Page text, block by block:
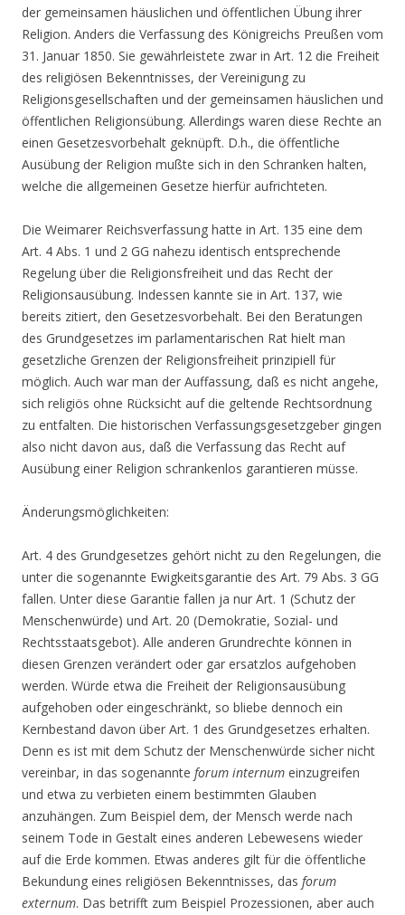
der gemeinsamen häuslichen und öffentlichen Übung ihrer
Religion. Anders die Verfassung des Königreichs Preußen vom
31. Januar 1850. Sie gewährleistete zwar in Art. 12 die Freiheit
des religiösen Bekenntnisses, der Vereinigung zu
Religionsgesellschaften und der gemeinsamen häuslichen und
öffentlichen Religionsübung. Allerdings waren diese Rechte an
einen Gesetzesvorbehalt geknüpft. D.h., die öffentliche
Ausübung der Religion mußte sich in den Schranken halten,
welche die allgemeinen Gesetze hierfür aufrichteten.
Die Weimarer Reichsverfassung hatte in Art. 135 eine dem
Art. 4 Abs. 1 und 2 GG nahezu identisch entsprechende
Regelung über die Religionsfreiheit und das Recht der
Religionsausübung. Indessen kannte sie in Art. 137, wie
bereits zitiert, den Gesetzesvorbehalt. Bei den Beratungen
des Grundgesetzes im parlamentarischen Rat hielt man
gesetzliche Grenzen der Religionsfreiheit prinzipiell für
möglich. Auch war man der Auffassung, daß es nicht angehe,
sich religiös ohne Rücksicht auf die geltende Rechtsordnung
zu entfalten. Die historischen Verfassungsgesetzgeber gingen
also nicht davon aus, daß die Verfassung das Recht auf
Ausübung einer Religion schrankenlos garantieren müsse.
Änderungsmöglichkeiten:
Art. 4 des Grundgesetzes gehört nicht zu den Regelungen, die
unter die sogenannte Ewigkeitsgarantie des Art. 79 Abs. 3 GG
fallen. Unter diese Garantie fallen ja nur Art. 1 (Schutz der
Menschenwürde) und Art. 20 (Demokratie, Sozial- und
Rechtsstaatsgebot). Alle anderen Grundrechte können in
diesen Grenzen verändert oder gar ersatzlos aufgehoben
werden. Würde etwa die Freiheit der Religionsausübung
aufgehoben oder eingeschränkt, so bliebe dennoch ein
Kernbestand davon über Art. 1 des Grundgesetzes erhalten.
Denn es ist mit dem Schutz der Menschenwürde sicher nicht
vereinbar, in das sogenannte forum internum einzugreifen
und etwa zu verbieten einem bestimmten Glauben
anzuhängen. Zum Beispiel dem, der Mensch werde nach
seinem Tode in Gestalt eines anderen Lebewesens wieder
auf die Erde kommen. Etwas anderes gilt für die öffentliche
Bekundung eines religiösen Bekenntnisses, das forum
externum. Das betrifft zum Beispiel Prozessionen, aber auch